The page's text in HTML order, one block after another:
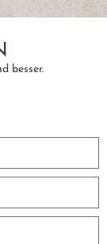
besser.